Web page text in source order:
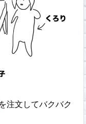
を注文してバクバク